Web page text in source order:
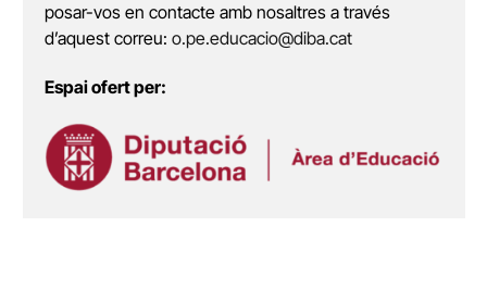
posar-vos en contacte amb nosaltres a través
d’aquest correu: o.pe.educacio@diba.cat
Espai ofert per: